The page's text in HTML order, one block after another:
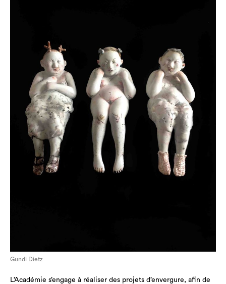
Gundi Dietz
L’Académie s’engage à réaliser des projets d’envergure, afin de